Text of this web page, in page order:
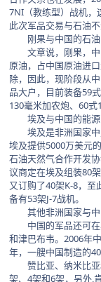
7NI（教练型）战机，
此次军品交易与石油不
刚果与中国的石油
文章说，刚果，中
原油，占中国原油进
除，因此，现阶段从
品大户，目前装备59
130毫米加农炮、60式
埃及与中国的能源
埃及是非洲国家中
埃及提供5000万美元
石油天然气合作开发
议商定在埃及组装80
又订购了40架K-8，至
备有53架J-7战机。
其他非洲国家与中
中国的军品还可在
和津巴布韦。2006年
年，一艘中国制造的
赞比亚、纳米比亚
架、4架和6架，另外,